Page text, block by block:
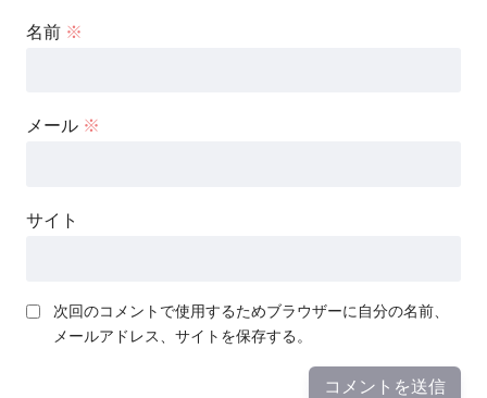
名前 ※
メール ※
サイト
次回のコメントで使用するためブラウザーに自分の名前、
メールアドレス、サイトを保存する。